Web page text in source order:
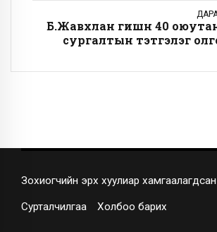
Б.Жавхлан гишүүн 40
сургалтын тэтгэлэг
Зохиогчийн эрх хуулиар хамгаалагдсан
Сурталчилгаа Холбоо барих